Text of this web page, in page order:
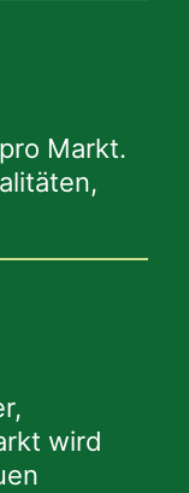
Markt.
wird